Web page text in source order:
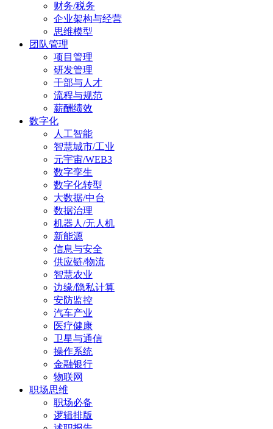
财务/税务
企业架构与经营
思维模型
团队管理
项目管理
研发管理
干部与人才
流程与规范
薪酬绩效
数字化
人工智能
智慧城市/工业
元宇宙/WEB3
数字孪生
数字化转型
大数据/中台
数据治理
机器人/无人机
新能源
信息与安全
供应链/物流
智慧农业
边缘/隐私计算
安防监控
汽车产业
医疗健康
卫星与通信
操作系统
金融银行
物联网
职场思维
职场必备
逻辑排版